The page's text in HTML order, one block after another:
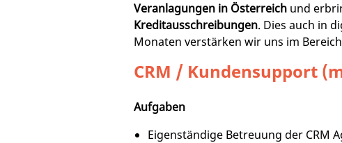
Veranlagungen in Österreich und
Kreditausschreibungen. Dies auch in
Monaten verstärken wir uns im Bereich
CRM / Kundensupport
Aufgaben
Eigenständige Betreuung der CRM